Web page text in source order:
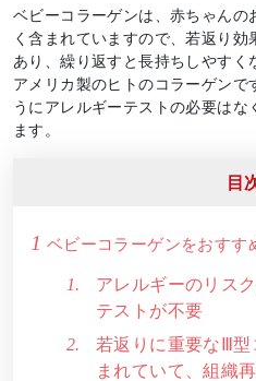
ベビーコラーゲンは、赤ちゃん
く含まれていますので、若返り
あり、繰り返すと長持ちしやすく
アメリカ製のヒトのコラーゲンで
うにアレルギーテストの必要はな
ます。
目
1 ベビーコラーゲンをおすす
アレルギーのリス
テストが不要
若返りに重要なⅢ
まれていて、組織